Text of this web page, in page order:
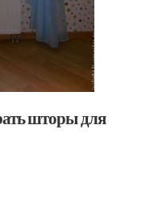
шторы для